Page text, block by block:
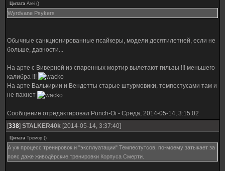
Цитата Arei ()
Wyrdvane Psykers
Обычные санкционированные псайкеры, модели десятилетней, если не
больше, давности...
На арте с Виверной из спаренных мортир вылетают гильзы !!! меньшего
калибра !!!
На арте Валькирии и Вендетты старые штурмовики, темпестусами там и
не пахнет
Сообщение отредактировал Punch-Oi - Среда, 2014-05-14, 3:15:02
[338] STALKER40k [2014-05-14, 3:37:40]
Цитата Тремор ()
А уж процесс тренировок и "эксплуатации" Темпестутсов, по-моему затыкает за
пояс даже живодёрские тренировки Корпуса Смерти.